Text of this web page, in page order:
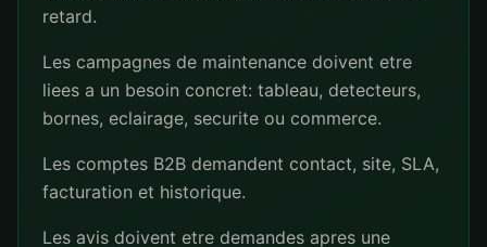
retard.
Les campagnes de maintenance doivent etre
liees a un besoin concret: tableau, detecteurs,
bornes, eclairage, securite ou commerce.
Les comptes B2B demandent contact, site, SLA,
facturation et historique.
Les avis doivent etre demandes apres une